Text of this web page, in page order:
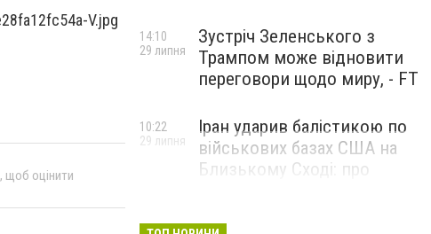
, щоб оцінити
Зустріч Зеленського з
Трампом може відновити
переговори щодо миру, - FT
14:10
29 липня
Іран ударив балістикою по
військових базах США на
Близькому Сході: про
10:22
29 липня